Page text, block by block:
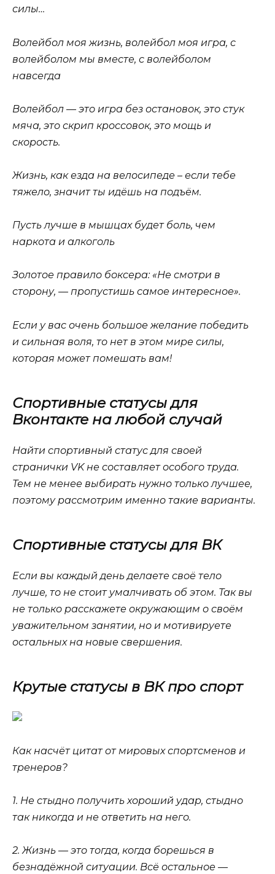
силы…
Волейбол моя жизнь, волейбол моя игра, с
волейболом мы вместе, с волейболом
навсегда
Волейбол — это игра без остановок, это стук
мяча, это скрип кроссовок, это мощь и
скорость.
Жизнь, как езда на велосипеде – если тебе
тяжело, значит ты идёшь на подъём.
Пусть лучше в мышцах будет боль, чем
наркота и алкоголь
Золотое правило боксера: «Не смотри в
сторону, — пропустишь самое интересное».
Если у вас очень большое желание победить
и сильная воля, то нет в этом мире силы,
которая может помешать вам!
Спортивные статусы для
Вконтакте на любой случай
Найти спортивный статус для своей
странички VK не составляет особого труда.
Тем не менее выбирать нужно только лучшее,
поэтому рассмотрим именно такие варианты.
Спортивные статусы для ВК
Если вы каждый день делаете своё тело
лучше, то не стоит умалчивать об этом. Так вы
не только расскажете окружающим о своём
уважительном занятии, но и мотивируете
остальных на новые свершения.
Крутые статусы в ВК про спорт
Как насчёт цитат от мировых спортсменов и
тренеров?
1. Не стыдно получить хороший удар, стыдно
так никогда и не ответить на него.
2. Жизнь — это тогда, когда борешься в
безнадёжной ситуации. Всё остальное —